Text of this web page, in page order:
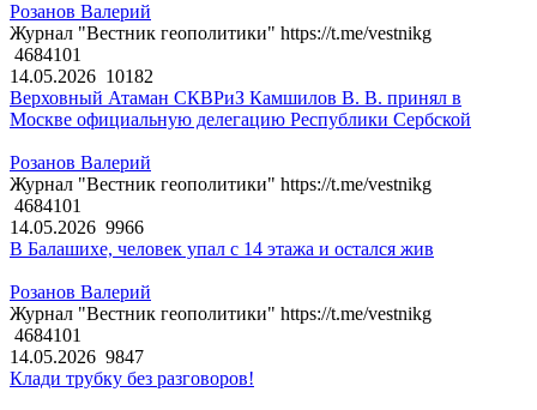
Розанов Валерий
Журнал "Вестник геополитики" https://t.me/vestnikg
4684101
14.05.2026 10182
Верховный Атаман СКВРиЗ Камшилов В. В. принял в
Москве официальную делегацию Республики Сербской
Розанов Валерий
Журнал "Вестник геополитики" https://t.me/vestnikg
4684101
14.05.2026 9966
В Балашихе, человек упал с 14 этажа и остался жив
Розанов Валерий
Журнал "Вестник геополитики" https://t.me/vestnikg
4684101
14.05.2026 9847
Клади трубку без разговоров!